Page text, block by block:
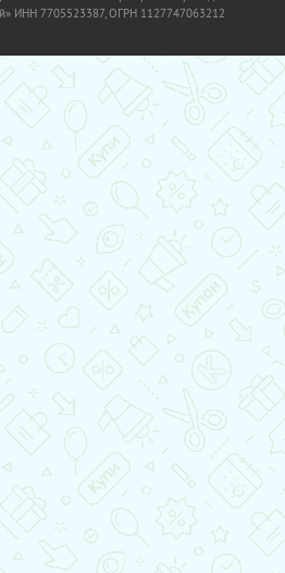
ИНН 7705523387, ОГРН 1127747063212